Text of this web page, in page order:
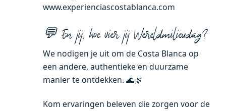
www.experienciascostablanca.com
💬 En jij, hoe vier jij Wereldmilieudag?
We nodigen je uit om de Costa Blanca op
een andere, authentieke en duurzame
manier te ontdekken. 🌊🌿
Kom ervaringen beleven die zorgen voor de